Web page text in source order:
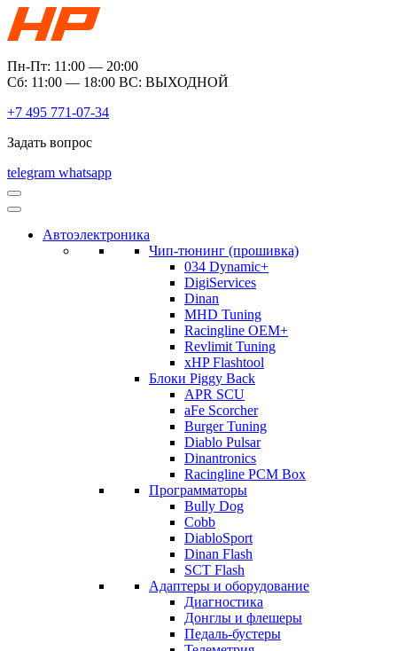
Пн-Пт: 11:00 — 20:00
Сб: 11:00 — 18:00 ВС: ВЫХОДНОЙ
+7 495 771-07-34
Задать вопрос
telegram whatsapp
Автоэлектроника
Чип-тюнинг (прошивка)
034 Dynamic+
DigiServices
Dinan
MHD Tuning
Racingline OEM+
Revlimit Tuning
xHP Flashtool
Блоки Piggy Back
APR SCU
aFe Scorcher
Burger Tuning
Diablo Pulsar
Dinantronics
Racingline PCM Box
Программаторы
Bully Dog
Cobb
DiabloSport
Dinan Flash
SCT Flash
Адаптеры и оборудование
Диагностика
Донглы и флешеры
Педаль-бустеры